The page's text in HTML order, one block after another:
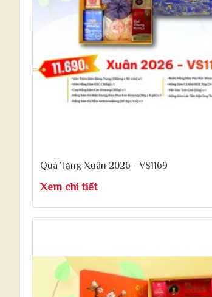
Quà Tặng Xuân 2026 - VS1169
Xem chi tiết